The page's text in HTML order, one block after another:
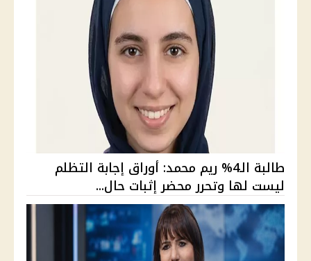
طالبة الـ4% ريم محمد: أوراق إجابة التظلم
ليست لها وتحرر محضر إثبات حال...